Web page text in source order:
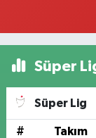
Süper
Süper Lig
# Takım